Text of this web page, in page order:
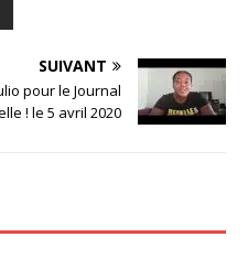
SUIVANT
pour le Journal
! le 5 avril 2020